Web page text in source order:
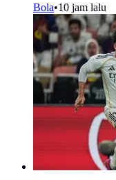
Bola•10 jam lalu